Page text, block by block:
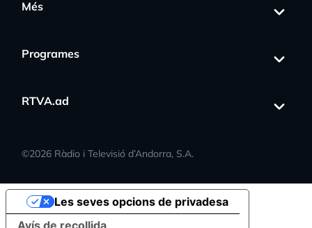
Més
Programes
RTVA.ad
©2026 Ràdio i Televisió d’Andorra, S.A.
Les seves opcions de privadesa